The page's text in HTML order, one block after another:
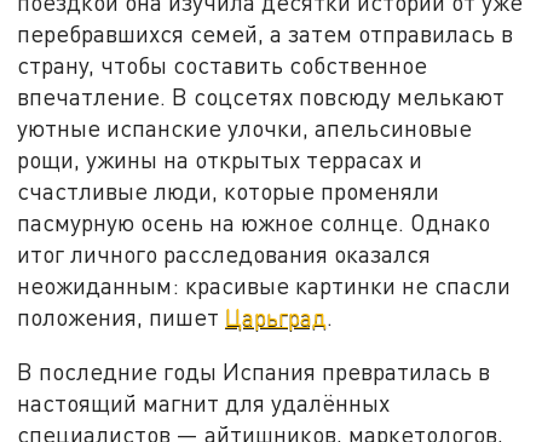
перебравшихся семей, а затем отправилась в
страну, чтобы составить собственное
впечатление. В соцсетях повсюду мелькают
уютные испанские улочки, апельсиновые
рощи, ужины на открытых террасах и
счастливые люди, которые променяли
пасмурную осень на южное солнце. Однако
итог личного расследования оказался
неожиданным: красивые картинки не спасли
положения, пишет Царьград.
В последние годы Испания превратилась в
настоящий магнит для удалённых
специалистов — айтишников, маркетологов,